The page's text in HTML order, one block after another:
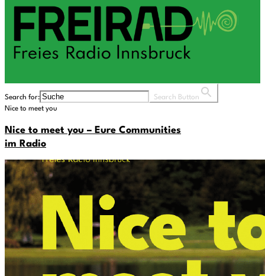
Search for:
Search Button
Nice to meet you
Nice to meet you – Eure Communities
im Radio